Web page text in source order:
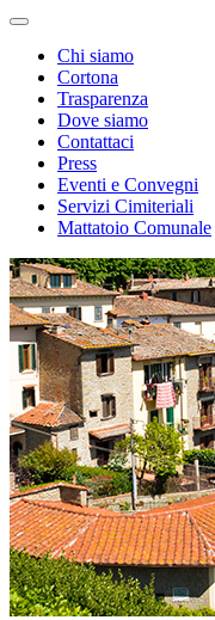
Toggle
navigationChi siamo
Cortona
Trasparenza
Dove siamo
Contattaci
Press
Eventi e Convegni
Servizi Cimiteriali
Mattatoio Comunale